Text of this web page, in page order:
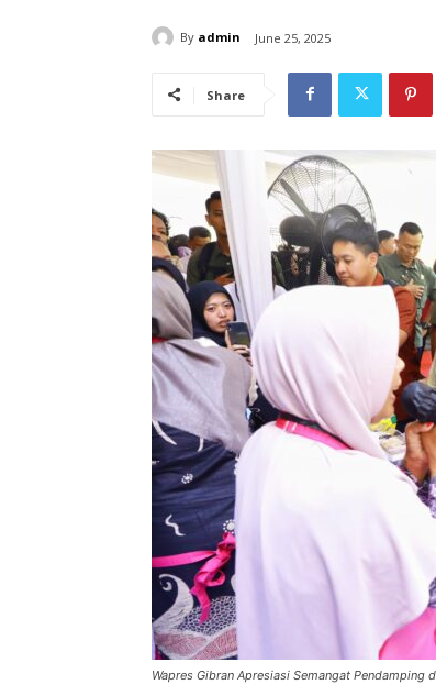
By admin June 25, 2025
Share
Wapres Gibran Apresiasi Semangat